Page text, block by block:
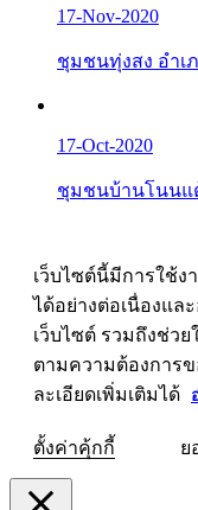
17-Nov-2020
ชุมชนทุ่งสง อำเ
17-Oct-2020
ชุมชนบ้านโนนแ
เว็บไซต์นี้มีการใช้
ได้อย่างต่อเนื่องแล
เว็บไซต์ รวมถึงช่วย
ตามความต้องการ
ละเอียดเพิ่มเติมได้
ตั้งค่าคุ้กกี้ ย